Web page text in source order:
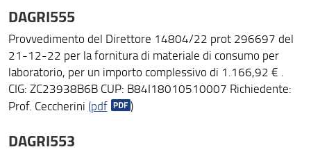
DAGRI555
Provvedimento del Direttore 14804/22 prot 296697 del
21-12-22 per la fornitura di materiale di consumo per
laboratorio, per un importo complessivo di 1.166,92 € .
CIG: ZC23938B6B CUP: B84I18010510007 Richiedente:
Prof. Ceccherini (pdf )
DAGRI553
Area riservata